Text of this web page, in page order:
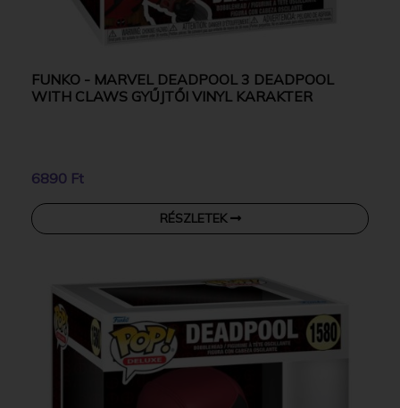
FUNKO - MARVEL DEADPOOL 3 DEADPOOL
WITH CLAWS GYŰJTŐI VINYL KARAKTER
6890 Ft
RÉSZLETEK